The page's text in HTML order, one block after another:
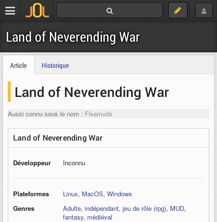
Land of Neverending War
Article Historique
Land of Neverending War
Aussi connu sous le nom : Fleamuds
Land of Neverending War
Développeur Inconnu
Plateformes Linux, MacOS, Windows
Genres
Adulte, indépendant, jeu de rôle (rpg), MUD,
fantasy, médiéval